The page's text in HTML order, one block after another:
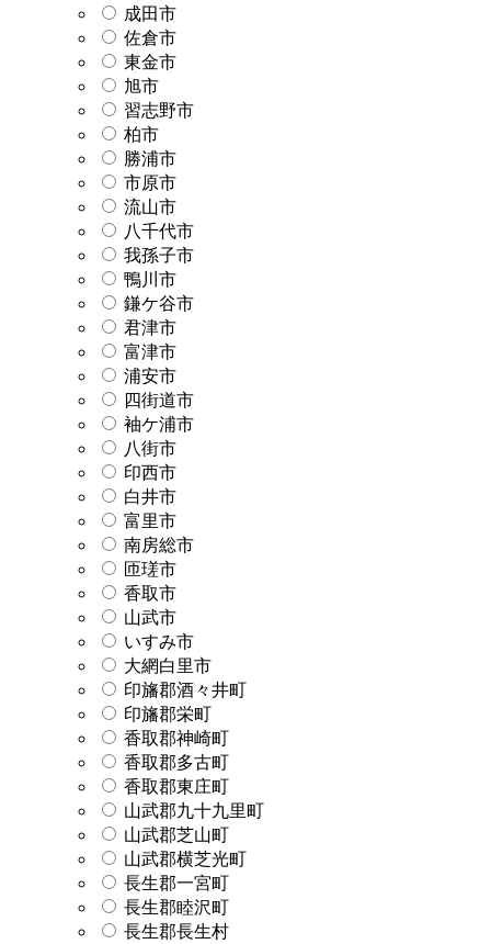
成田市
佐倉市
東金市
旭市
習志野市
柏市
勝浦市
市原市
流山市
八千代市
我孫子市
鴨川市
鎌ケ谷市
君津市
富津市
浦安市
四街道市
袖ケ浦市
八街市
印西市
白井市
富里市
南房総市
匝瑳市
香取市
山武市
いすみ市
大網白里市
印旛郡酒々井町
印旛郡栄町
香取郡神崎町
香取郡多古町
香取郡東庄町
山武郡九十九里町
山武郡芝山町
山武郡横芝光町
長生郡一宮町
長生郡睦沢町
長生郡長生村